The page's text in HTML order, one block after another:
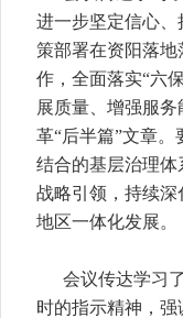
进一步坚定信心
策部署在资阳落地
作，全面落实“六
展质量、增强服
革“后半篇”文章
结合的基层治理
战略引领，持续
地区一体化发展。
会议传达学习
时的指示精神，